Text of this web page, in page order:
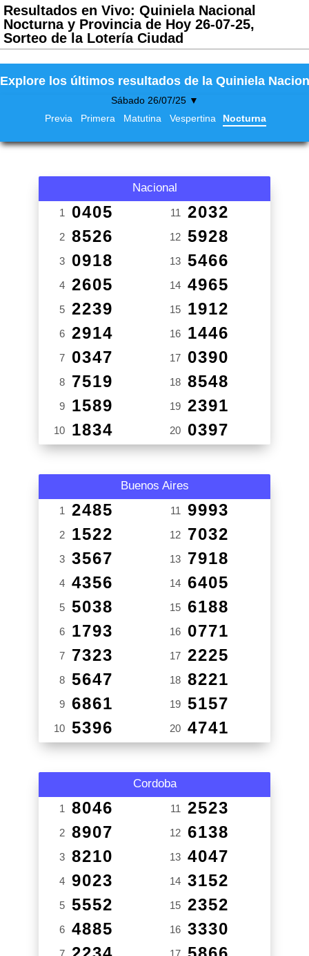
Resultados en Vivo: Quiniela Nacional
Nocturna y Provincia de Hoy 26-07-25,
Sorteo de la Lotería Ciudad
Explore los últimos resultados de la Quiniela
Sábado 26/07/25 ▼
Previa
Primera Matutina Vespertina Nocturna
Nacional
1 0405
2 8526
3 0918
4 2605
5 2239
6 2914
7 0347
8 7519
9 1589
10 1834
11 2032
12 5928
13 5466
14 4965
15 1912
16 1446
17 0390
18 8548
19 2391
20 0397
Buenos Aires
1 2485
2 1522
3 3567
4 4356
5 5038
6 1793
7 7323
8 5647
9 6861
10 5396
11 9993
12 7032
13 7918
14 6405
15 6188
16 0771
17 2225
18 8221
19 5157
20 4741
Cordoba
1 8046
2 8907
3 8210
4 9023
5 5552
6 4885
7
11 2523
12 6138
13 4047
14 3152
15 2352
16 3330
17